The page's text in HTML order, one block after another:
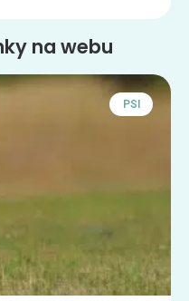
na webu
PSI